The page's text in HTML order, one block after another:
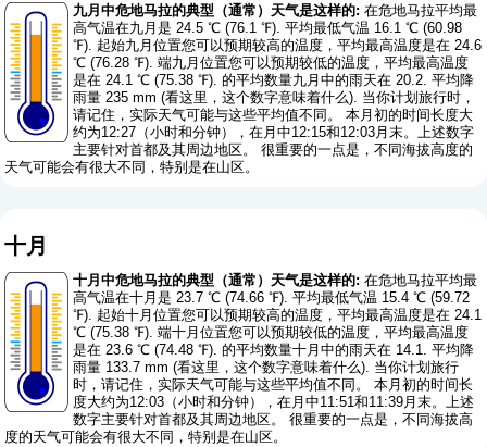
九月中危地马拉的典型（通常）天气是这样的: 在危地马拉平均最
高气温在九月是 24.5 ℃ (76.1 ℉). 平均最低气温 16.1 ℃ (60.98
℉). 起始九月位置您可以预期较高的温度，平均最高温度是在 24.6
℃ (76.28 ℉). 端九月位置您可以预期较低的温度，平均最高温度
是在 24.1 ℃ (75.38 ℉). 的平均数量九月中的雨天在 20.2. 平均降
雨量 235 mm (看这里，这个数字意味着什么). 当你计划旅行时，
请记住，实际天气可能与这些平均值不同。 本月初的时间长度大
约为12:27（小时和分钟），在月中12:15和12:03月末。上述数字
主要针对首都及其周边地区。 很重要的一点是，不同海拔高度的
天气可能会有很大不同，特别是在山区。
十月
十月中危地马拉的典型（通常）天气是这样的: 在危地马拉平均最
高气温在十月是 23.7 ℃ (74.66 ℉). 平均最低气温 15.4 ℃ (59.72
℉). 起始十月位置您可以预期较高的温度，平均最高温度是在 24.1
℃ (75.38 ℉). 端十月位置您可以预期较低的温度，平均最高温度
是在 23.6 ℃ (74.48 ℉). 的平均数量十月中的雨天在 14.1. 平均降
雨量 133.7 mm (看这里，这个数字意味着什么). 当你计划旅行
时，请记住，实际天气可能与这些平均值不同。 本月初的时间长
度大约为12:03（小时和分钟），在月中11:51和11:39月末。上述
数字主要针对首都及其周边地区。 很重要的一点是，不同海拔高
度的天气可能会有很大不同，特别是在山区。